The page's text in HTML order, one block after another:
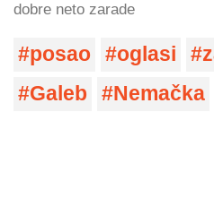
dobre neto zarade
posao oglasi
Galeb
Nemačka